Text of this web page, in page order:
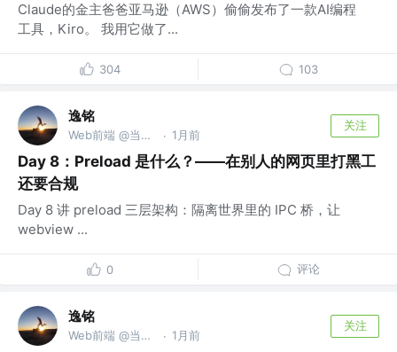
Claude的金主爸爸亚马逊（AWS）偷偷发布了一款AI编程
工具，Kiro。 我用它做了...
304 103
逸铭
Web前端 @当勤精进，但念无常 · 1月前
关注
Day 8：Preload 是什么？——在别人的网页里打黑工
还要合规
Day 8 讲 preload 三层架构：隔离世界里的 IPC 桥，让
webview ...
0 评论
逸铭
Web前端 @当勤精进，但念无常 · 1月前
关注